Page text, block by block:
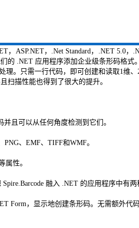
，ASP.NET，.Net Standard，.NET 5.0
的 .NET 应用程序添加企业级条形码格
。只需一行代码，即可创建和读取1维
扫描性能也得到了很大的提升。
且可以从任何角度检测到它们。
、EMF、TIFF和WMF。
属性。
融入 .NET 的应用程序中有
Form，显示地创建条形码。无需额外代码